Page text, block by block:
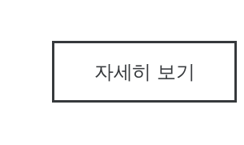
자세히 보기